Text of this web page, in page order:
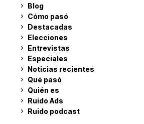
Blog
Cómo pasó
Destacadas
Elecciones
Entrevistas
Especiales
Noticias recientes
Qué pasó
Quién es
Ruido Ads
Ruido podcast